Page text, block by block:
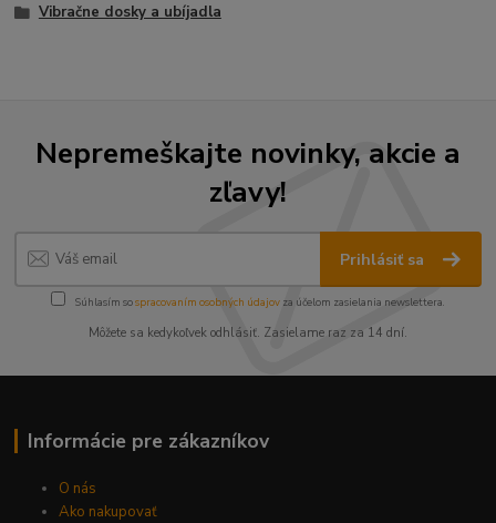
Vibračne dosky a ubíjadla
Nepremeškajte novinky, akcie a
zľavy!
Prihlásiť sa
Súhlasím sospracovaním osobných údajov za účelom zasielania newslettera.
Môžete sa kedykoľvek odhlásiť. Zasielame raz za 14 dní.
Informácie pre zákazníkov
O nás
Ako nakupovať